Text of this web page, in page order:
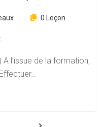
0 Leçon
A l’issue de la formation,